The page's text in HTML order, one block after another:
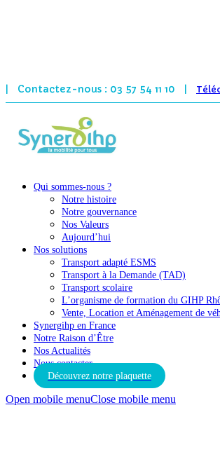
Contactez-nous : 03 57 54 11 10
Qui sommes-nous ?
Notre histoire
Notre gouvernance
Nos Valeurs
Aujourd’hui
Nos solutions
Transport adapté ESMS
Transport à la Demande (TAD)
Transport scolaire
L’organisme de formation du GIHP
Vente, Location et Aménagement de
Synergihp en France
Notre Raison d’Être
Nos Actualités
Nous contacter
Découvrez notre plaquette
Open mobile menuClose mobile menu